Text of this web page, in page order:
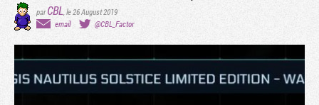
parCBL le 26 August 2019
email
@CBL_Factor